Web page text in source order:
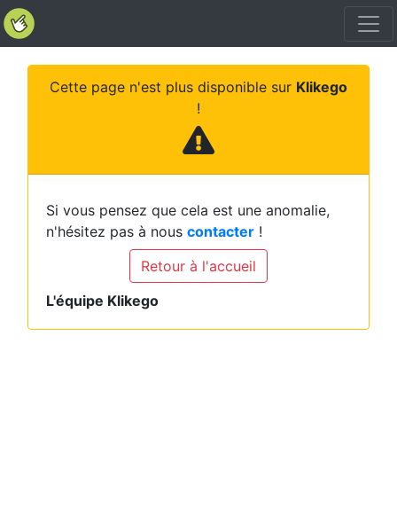
Cette page n'est plus disponible sur Klikego
!
Si vous pensez que cela est une anomalie,
n'hésitez pas à nous contacter !
Retour à l'accueil
L'équipe Klikego